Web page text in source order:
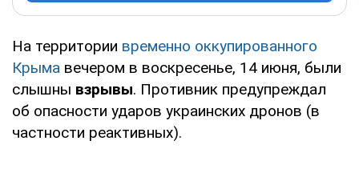
На территории временно оккупированного
Крыма вечером в воскресенье, 14 июня, были
слышны взрывы. Противник предупреждал
об опасности ударов украинских дронов (в
частности реактивных).